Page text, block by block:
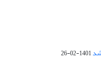
1401-02-26